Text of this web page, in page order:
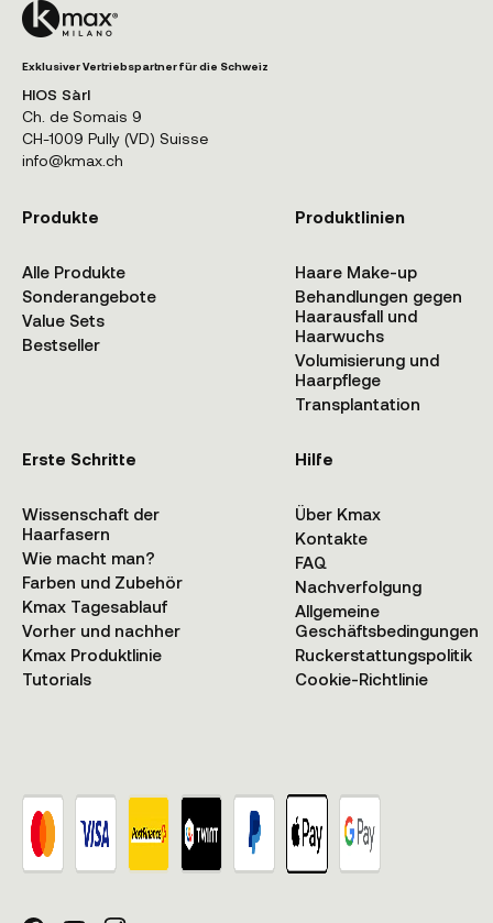
Exklusiver Vertriebspartner für die Schweiz
HIOS Sàrl
Ch. de Somais 9
CH-1009 Pully (VD) Suisse
info@kmax.ch
Produkte
Alle Produkte
Sonderangebote
Value Sets
Bestseller
Produktlinien
Haare Make-up
Behandlungen gegen
Haarausfall und
Haarwuchs
Volumisierung und
Haarpflege
Transplantation
Erste Schritte
Wissenschaft der
Haarfasern
Wie macht man?
Farben und Zubehör
Kmax Tagesablauf
Vorher und nachher
Kmax Produktlinie
Tutorials
Hilfe
Über Kmax
Kontakte
FAQ
Nachverfolgung
Allgemeine
Geschäftsbedingungen
Ruckerstattungspolitik
Cookie-Richtlinie